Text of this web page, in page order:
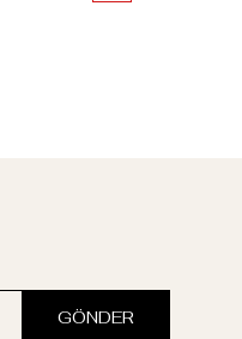
GÖNDER